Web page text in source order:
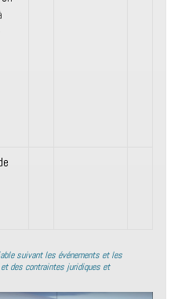
suivant les événements et les
des contraintes juridiques et